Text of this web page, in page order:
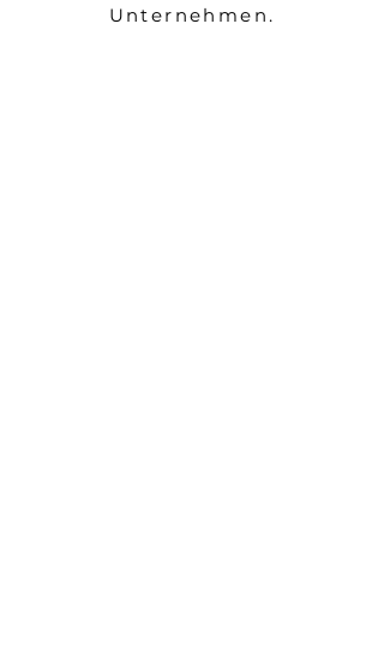
Unternehmen.